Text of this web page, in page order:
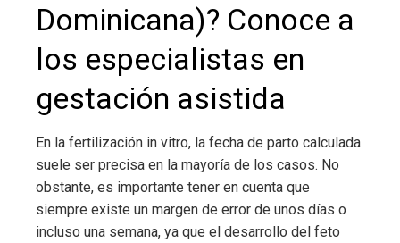
Dominicana)? Conoce a
los especialistas en
gestación asistida
En la fertilización in vitro, la fecha de parto calculada
suele ser precisa en la mayoría de los casos. No
obstante, es importante tener en cuenta que
siempre existe un margen de error de unos días o
incluso una semana, ya que el desarrollo del feto